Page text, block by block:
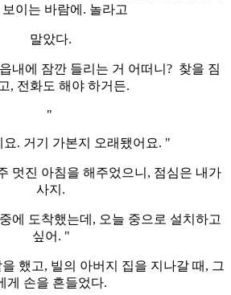
이는 바람에. 놀라고
말았다.
내에 잠깐 들리는 거 어떠니? 찾을 짐
, 전화도 해야 하거든.
"
. 거기 가본지 오래됐어요. "
멋진 아침을 해주었으니, 점심은 내가
사지.
에 도착했는데, 오늘 중으로 설치하고
싶어. "
했고, 빌의 아버지 집을 지나갈 때, 그
게 손을 흔들었다.